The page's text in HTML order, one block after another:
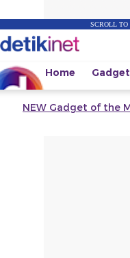
SCROLL TO
Home Gadget
NEW Gadget of the